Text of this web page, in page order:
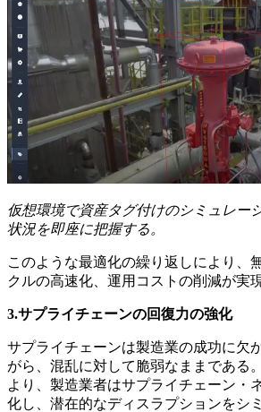
仮想環境で資産タグ付けのシミュレー
状況を即座に把握する。
このような最適化の繰り返しにより、
クルの高速化、運用コストの削減が実
3.サプライチェーンの回復力の強化
サプライチェーンは製造業の成功に欠
がら、混乱に対して脆弱なままである
より、製造業者はサプライチェーン・
化し、潜在的なディスラプションをシ